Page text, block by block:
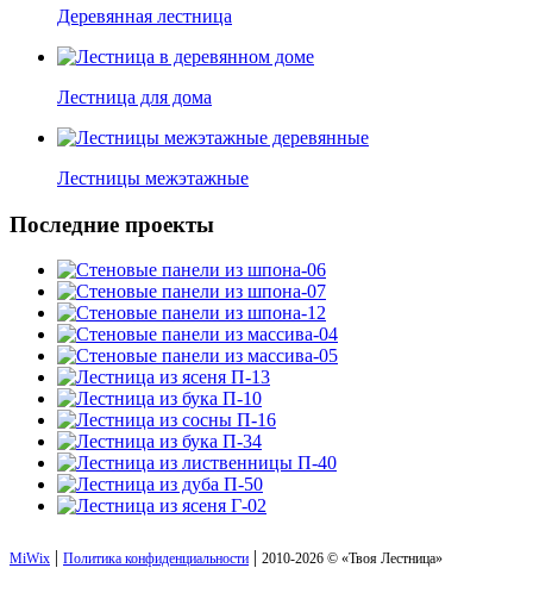
Деревянная лестница
Лестница для дома
Лестницы межэтажные
Последние проекты
MiWix | Политика конфиденциальности | 2010-2026 © «Твоя Лестница»